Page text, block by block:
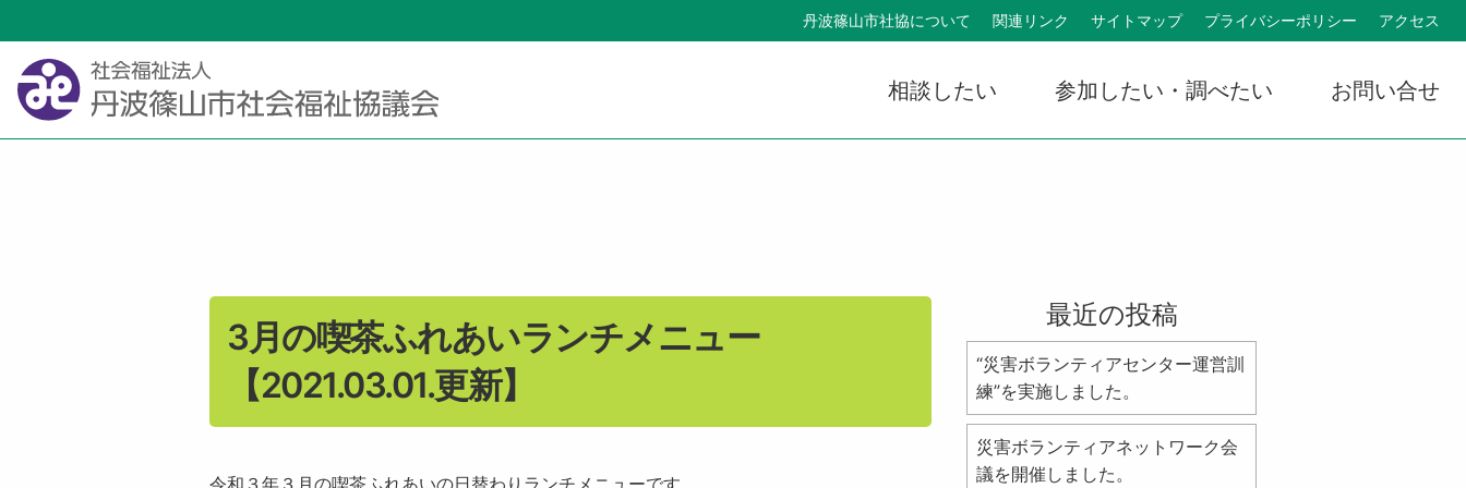
丹波篠山市社協について 関連リンク サイトマップ プライバシーポリシー アクセス
相談したい 参加したい・調べたい お問い合せ
3月の喫茶ふれあいランチメニュー
【2021.03.01.更新】
最近の投稿
“災害ボランティアセンター運営訓
練”を実施しました。
災害ボランティアネットワーク会
議を開催しました。